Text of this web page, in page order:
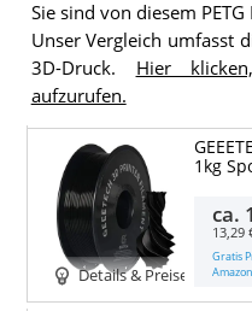
Sie sind von diesem
Unser Vergleich umfasst
3D-Druck. Hier
aufzurufen.
Details & Preise
1kg
ca.
13,29
Gratis